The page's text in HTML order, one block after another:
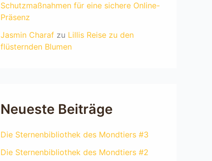
Schutzmaßnahmen für eine sichere Online-
Präsenz
Jasmin Charaf zu Lillis Reise zu den
flüsternden Blumen
Neueste Beiträge
Die Sternenbibliothek des Mondtiers #3
Die Sternenbibliothek des Mondtiers #2